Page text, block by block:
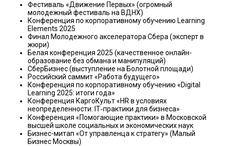
Фестиваль «Движение Первых» (огромный
молодежный фестиваль на ВДНХ)
Конференция по корпоративному обучению Learning
Elements 2025
Финал Молодежного акселератора Сбера (эксперт в
жюри)
Белая конференция 2025 (качественное онлайн-
образование без обмана и манипуляций)
СберБизнес (выступление на Болотной площади)
Российский саммит «Работа будущего»
Конференция по корпоративному обучению «Digital
Learning 2025: итоги года»
Конференция КаргоКульт «HR в условиях
неопределенности: IT‑практики для бизнеса»
Конференция «Помогающие практики» в Московской
высшей школе социальных и экономических наук
Бизнес-митап «От управленца к стратегу» (Малый
Бизнес Москвы)